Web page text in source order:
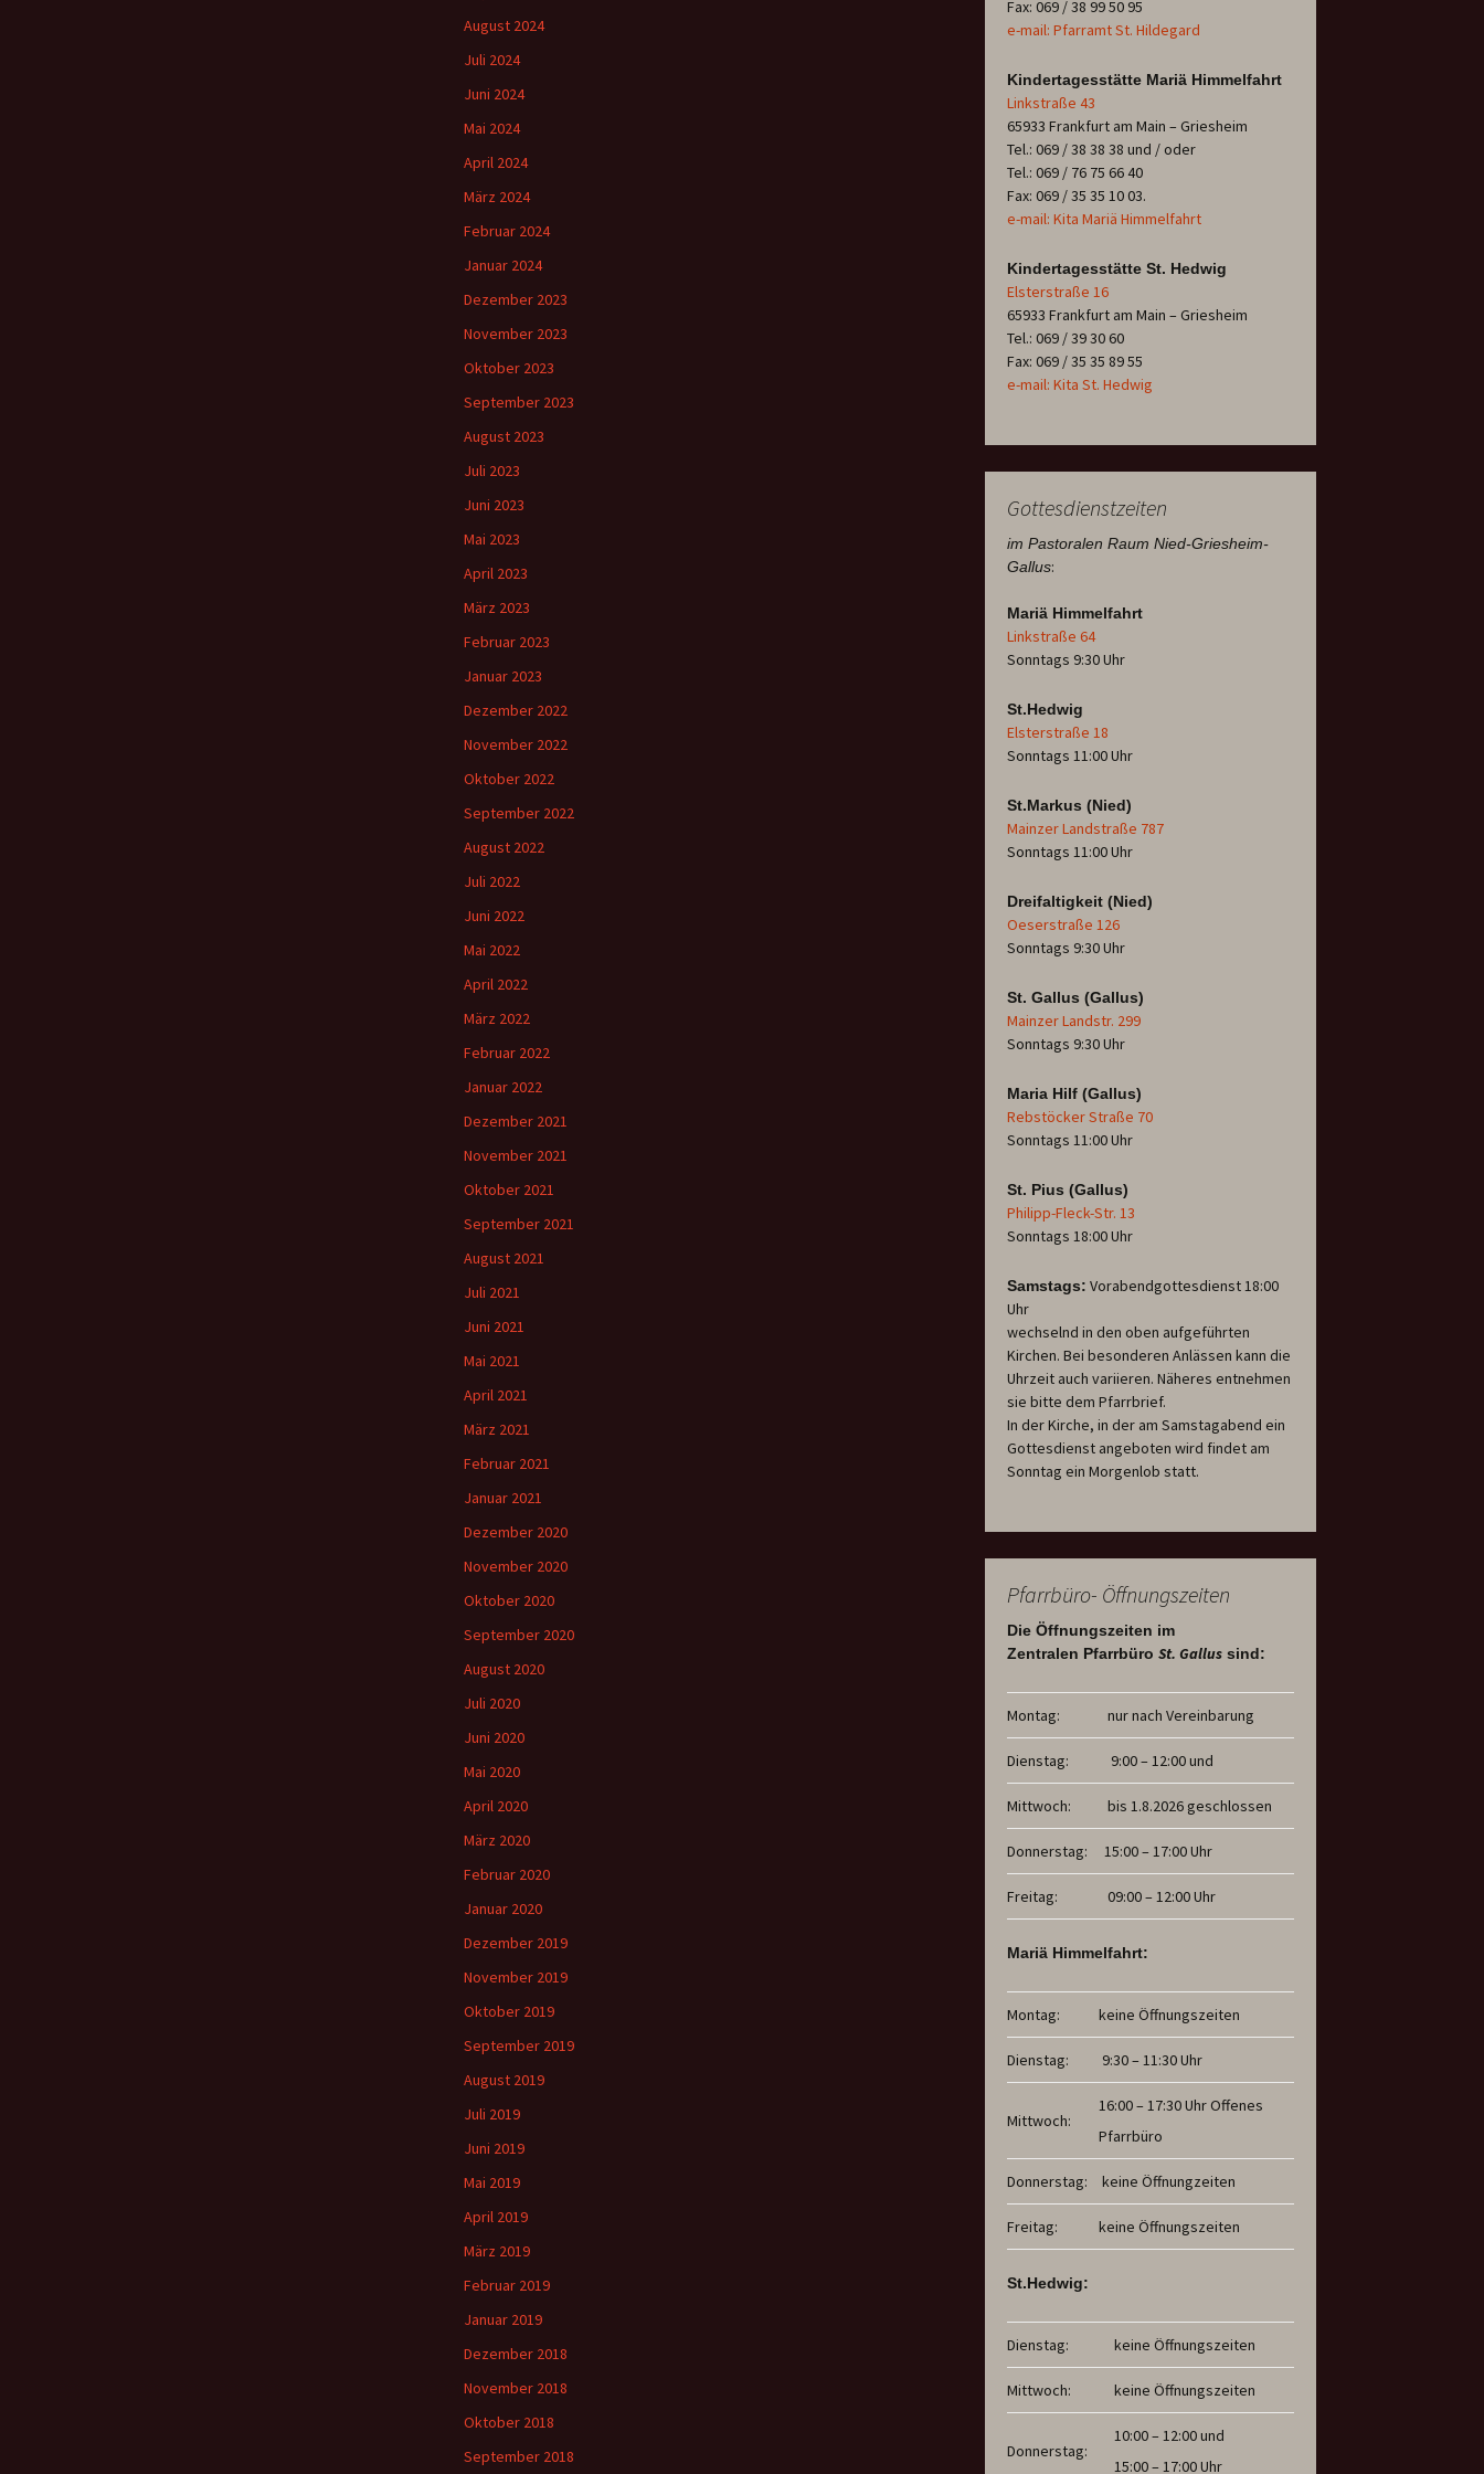
Fax: 069 / 38 99 50 95
e-mail: Pfarramt St. Hildegard
Kindertagesstätte Mariä Himmelfahrt
Linkstraße 43
65933 Frankfurt am Main – Griesheim
Tel.: 069 / 38 38 38 und / oder
Tel.: 069 / 76 75 66 40
Fax: 069 / 35 35 10 03.
e-mail: Kita Mariä Himmelfahrt
Kindertagesstätte St. Hedwig
Elsterstraße 16
65933 Frankfurt am Main – Griesheim
Tel.: 069 / 39 30 60
Fax: 069 / 35 35 89 55
e-mail: Kita St. Hedwig
Gottesdienstzeiten
im Pastoralen Raum Nied-Griesheim-
Gallus:
Mariä Himmelfahrt
Linkstraße 64
Sonntags 9:30 Uhr
St.Hedwig
Elsterstraße 18
Sonntags 11:00 Uhr
St.Markus (Nied)
Mainzer Landstraße 787
Sonntags 11:00 Uhr
Dreifaltigkeit (Nied)
Oeserstraße 126
Sonntags 9:30 Uhr
St. Gallus (Gallus)
Mainzer Landstr. 299
Sonntags 9:30 Uhr
Maria Hilf (Gallus)
Rebstöcker Straße 70
Sonntags 11:00 Uhr
St. Pius (Gallus)
Philipp-Fleck-Str. 13
Sonntags 18:00 Uhr
Samstags: Vorabendgottesdienst 18:00
Uhr
wechselnd in den oben aufgeführten
Kirchen. Bei besonderen Anlässen kann die
Uhrzeit auch variieren. Näheres entnehmen
sie bitte dem Pfarrbrief.
In der Kirche, in der am Samstagabend ein
Gottesdienst angeboten wird findet am
Sonntag ein Morgenlob statt.
Pfarrbüro- Öffnungszeiten
Die Öffnungszeiten im
Zentralen Pfarrbüro St. Gallus sind:
Montag: nur nach Vereinbarung
Dienstag: 9:00 – 12:00 und
Mittwoch: bis 1.8.2026 geschlossen
Donnerstag: 15:00 – 17:00 Uhr
Freitag: 09:00 – 12:00 Uhr
Mariä Himmelfahrt:
Montag: keine Öffnungszeiten
Dienstag: 9:30 – 11:30 Uhr
Mittwoch:
16:00 – 17:30 Uhr Offenes
Pfarrbüro
Donnerstag: keine Öffnungzeiten
Freitag: keine Öffnungszeiten
St.Hedwig:
Dienstag: keine Öffnungszeiten
Mittwoch: keine Öffnungszeiten
Donnerstag:
10:00 – 12:00 und
15:00 – 17:00 Uhr
August 2024
Juli 2024
Juni 2024
Mai 2024
April 2024
März 2024
Februar 2024
Januar 2024
Dezember 2023
November 2023
Oktober 2023
September 2023
August 2023
Juli 2023
Juni 2023
Mai 2023
April 2023
März 2023
Februar 2023
Januar 2023
Dezember 2022
November 2022
Oktober 2022
September 2022
August 2022
Juli 2022
Juni 2022
Mai 2022
April 2022
März 2022
Februar 2022
Januar 2022
Dezember 2021
November 2021
Oktober 2021
September 2021
August 2021
Juli 2021
Juni 2021
Mai 2021
April 2021
März 2021
Februar 2021
Januar 2021
Dezember 2020
November 2020
Oktober 2020
September 2020
August 2020
Juli 2020
Juni 2020
Mai 2020
April 2020
März 2020
Februar 2020
Januar 2020
Dezember 2019
November 2019
Oktober 2019
September 2019
August 2019
Juli 2019
Juni 2019
Mai 2019
April 2019
März 2019
Februar 2019
Januar 2019
Dezember 2018
November 2018
Oktober 2018
September 2018